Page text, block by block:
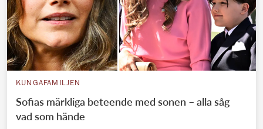
KUNGAFAMILJEN
Sofias märkliga beteende med sonen – alla såg
vad som hände